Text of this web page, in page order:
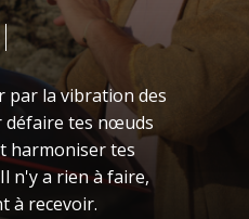
par lavibration des
défaire tes nœuds
harmonisertes
Il n'yarienàfaire,
à recevoir.